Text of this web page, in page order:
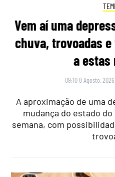
Vem aí uma
chuva, trovoadas
a estas
09:10 8 Agosto, 2026
A aproximação de uma
mudança do estado
semana, com